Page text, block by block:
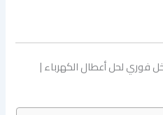
فوري لحل أعطال الكهرباء |